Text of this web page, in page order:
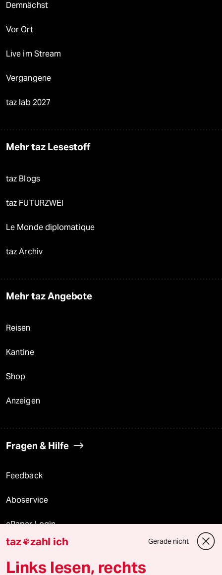
Demnächst
Vor Ort
Live im Stream
Vergangene
taz lab 2027
Mehr taz Lesestoff
taz Blogs
taz FUTURZWEI
Le Monde diplomatique
taz Archiv
Mehr taz Angebote
Reisen
Kantine
Shop
Anzeigen
Fragen & Hilfe
Feedback
Aboservice
ePaper Login
Downloads für Abonnierende
taz zahl ich Gerade nicht
Links lesen, rechts